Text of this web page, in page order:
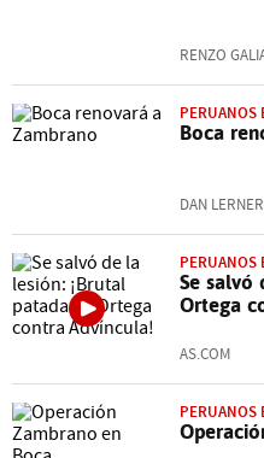
RENZO
PERUANOS
Boca
DAN LERNER
PERUANOS
Se salvó
Ortega
AS.COM
PERUANOS